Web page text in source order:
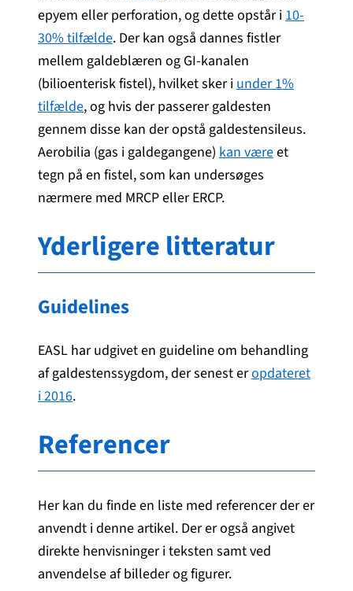
epyem eller perforation, og dette opstår i 10-
30% tilfælde. Der kan også dannes fistler
mellem galdeblæren og GI-kanalen
(bilioenterisk fistel), hvilket sker i under 1%
tilfælde, og hvis der passerer galdesten
gennem disse kan der opstå galdestensileus.
Aerobilia (gas i galdegangene) kan væreet
tegn på en fistel, som kan undersøges
nærmere med MRCP eller ERCP.
Yderligere litteratur
Guidelines
EASL har udgivet en guideline om behandling
af galdestenssygdom, der senest eropdateret
i 2016.
Referencer
Her kan du finde en liste med referencer der er
anvendt i denne artikel. Der er også angivet
direkte henvisninger i teksten samt ved
anvendelse af billeder og figurer.